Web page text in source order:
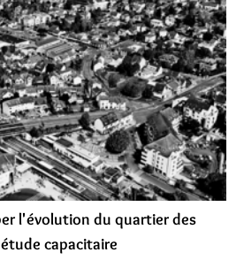
l'évolution du quartier des
capacitaire